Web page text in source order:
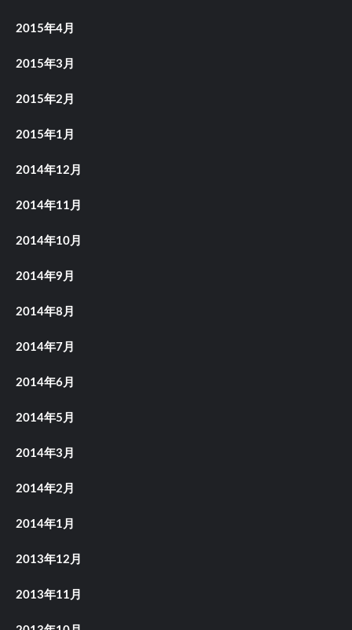
2015年4月
2015年3月
2015年2月
2015年1月
2014年12月
2014年11月
2014年10月
2014年9月
2014年8月
2014年7月
2014年6月
2014年5月
2014年3月
2014年2月
2014年1月
2013年12月
2013年11月